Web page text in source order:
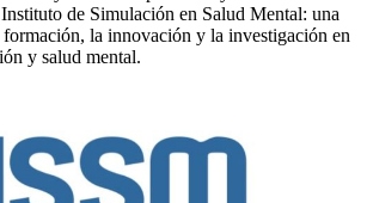
de Simulación en Salud Mental: una
formación, la innovación y la investigación en
y salud mental.